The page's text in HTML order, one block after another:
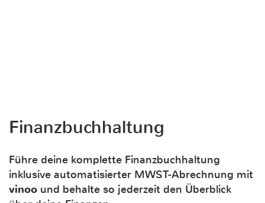
Finanzbuchhaltung
Führe deine komplette Finanzbuchhaltung
inklusive automatisierter MWST-Abrechnung mit
vinoo und behalte so jederzeit den Überblick